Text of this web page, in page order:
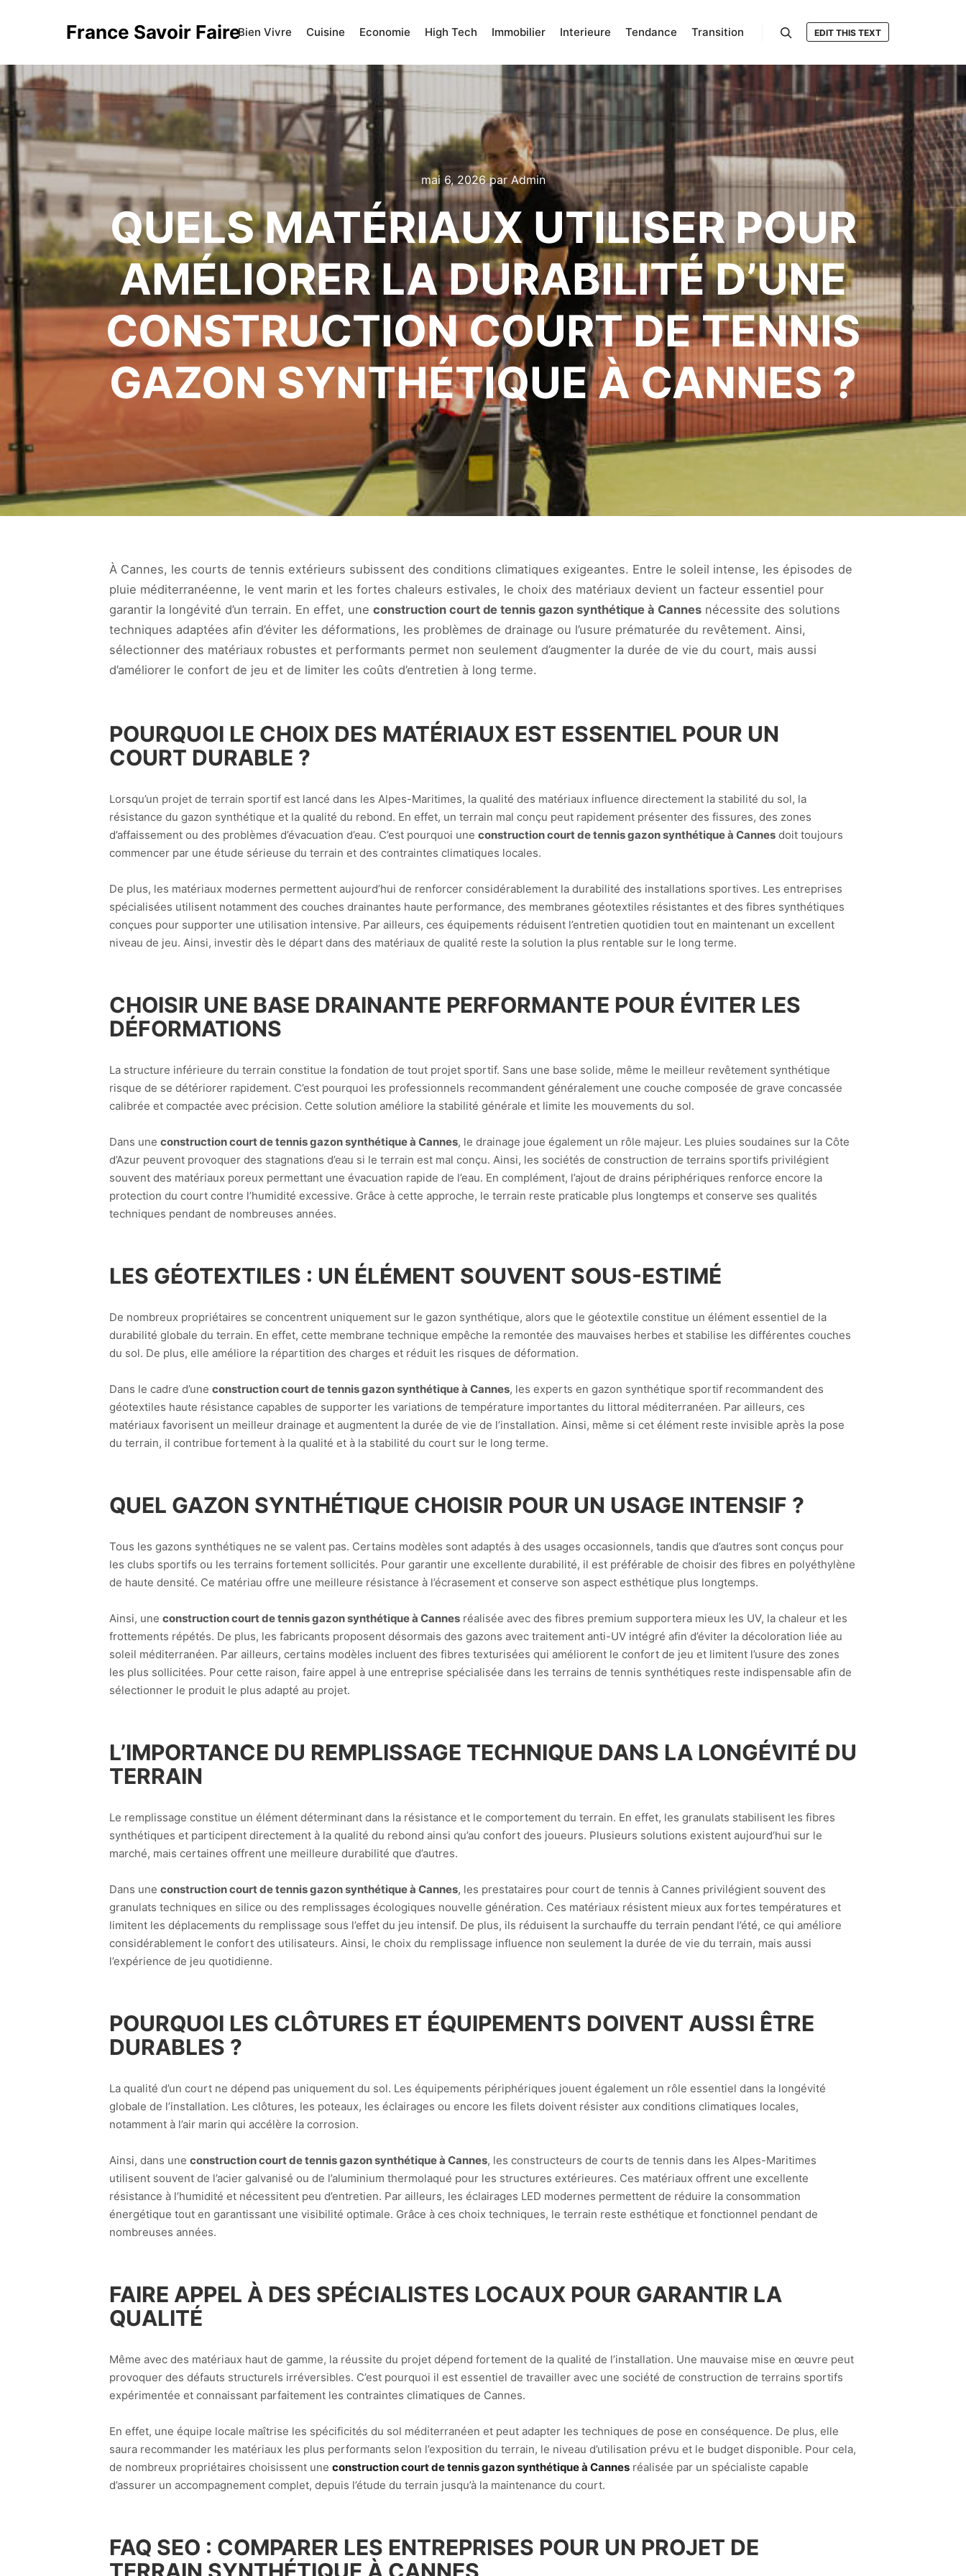
France Savoir FaireBien Vivre Cuisine Economie High Tech Immobilier Interieure Tendance Transition EDIT THIS TEXT
mai 6, 2026par Admin
QUELS MATÉRIAUX UTILISER POUR
AMÉLIORER LA DURABILITÉ D’UNE
CONSTRUCTION COURT DE TENNIS
GAZON SYNTHÉTIQUE À CANNES ?
À Cannes, les courts de tennis extérieurs subissent des conditions climatiques exigeantes. Entre le soleil intense, les épisodes de
pluie méditerranéenne, le vent marin et les fortes chaleurs estivales, le choix des matériaux devient un facteur essentiel pour
garantir la longévité d’un terrain. En effet, une construction court de tennis gazon synthétique à Cannes nécessite des solutions
techniques adaptées afin d’éviter les déformations, les problèmes de drainage ou l’usure prématurée du revêtement. Ainsi,
sélectionner des matériaux robustes et performants permet non seulement d’augmenter la durée de vie du court, mais aussi
d’améliorer le confort de jeu et de limiter les coûts d’entretien à long terme.
POURQUOI LE CHOIX DES MATÉRIAUX EST ESSENTIEL POUR UN
COURT DURABLE ?
Lorsqu’un projet de terrain sportif est lancé dans les Alpes-Maritimes, la qualité des matériaux influence directement la stabilité du sol, la
résistance du gazon synthétique et la qualité du rebond. En effet, un terrain mal conçu peut rapidement présenter des fissures, des zones
d’affaissement ou des problèmes d’évacuation d’eau. C’est pourquoi une construction court de tennis gazon synthétique à Cannes doit toujours
commencer par une étude sérieuse du terrain et des contraintes climatiques locales.
De plus, les matériaux modernes permettent aujourd’hui de renforcer considérablement la durabilité des installations sportives. Les entreprises
spécialisées utilisent notamment des couches drainantes haute performance, des membranes géotextiles résistantes et des fibres synthétiques
conçues pour supporter une utilisation intensive. Par ailleurs, ces équipements réduisent l’entretien quotidien tout en maintenant un excellent
niveau de jeu. Ainsi, investir dès le départ dans des matériaux de qualité reste la solution la plus rentable sur le long terme.
CHOISIR UNE BASE DRAINANTE PERFORMANTE POUR ÉVITER LES
DÉFORMATIONS
La structure inférieure du terrain constitue la fondation de tout projet sportif. Sans une base solide, même le meilleur revêtement synthétique
risque de se détériorer rapidement. C’est pourquoi les professionnels recommandent généralement une couche composée de grave concassée
calibrée et compactée avec précision. Cette solution améliore la stabilité générale et limite les mouvements du sol.
Dans une construction court de tennis gazon synthétique à Cannes, le drainage joue également un rôle majeur. Les pluies soudaines sur la Côte
d’Azur peuvent provoquer des stagnations d’eau si le terrain est mal conçu. Ainsi, les sociétés de construction de terrains sportifs privilégient
souvent des matériaux poreux permettant une évacuation rapide de l’eau. En complément, l’ajout de drains périphériques renforce encore la
protection du court contre l’humidité excessive. Grâce à cette approche, le terrain reste praticable plus longtemps et conserve ses qualités
techniques pendant de nombreuses années.
LES GÉOTEXTILES : UN ÉLÉMENT SOUVENT SOUS-ESTIMÉ
De nombreux propriétaires se concentrent uniquement sur le gazon synthétique, alors que le géotextile constitue un élément essentiel de la
durabilité globale du terrain. En effet, cette membrane technique empêche la remontée des mauvaises herbes et stabilise les différentes couches
du sol. De plus, elle améliore la répartition des charges et réduit les risques de déformation.
Dans le cadre d’une construction court de tennis gazon synthétique à Cannes, les experts en gazon synthétique sportif recommandent des
géotextiles haute résistance capables de supporter les variations de température importantes du littoral méditerranéen. Par ailleurs, ces
matériaux favorisent un meilleur drainage et augmentent la durée de vie de l’installation. Ainsi, même si cet élément reste invisible après la pose
du terrain, il contribue fortement à la qualité et à la stabilité du court sur le long terme.
QUEL GAZON SYNTHÉTIQUE CHOISIR POUR UN USAGE INTENSIF ?
Tous les gazons synthétiques ne se valent pas. Certains modèles sont adaptés à des usages occasionnels, tandis que d’autres sont conçus pour
les clubs sportifs ou les terrains fortement sollicités. Pour garantir une excellente durabilité, il est préférable de choisir des fibres en polyéthylène
de haute densité. Ce matériau offre une meilleure résistance à l’écrasement et conserve son aspect esthétique plus longtemps.
Ainsi, une construction court de tennis gazon synthétique à Cannes réalisée avec des fibres premium supportera mieux les UV, la chaleur et les
frottements répétés. De plus, les fabricants proposent désormais des gazons avec traitement anti-UV intégré afin d’éviter la décoloration liée au
soleil méditerranéen. Par ailleurs, certains modèles incluent des fibres texturisées qui améliorent le confort de jeu et limitent l’usure des zones
les plus sollicitées. Pour cette raison, faire appel à une entreprise spécialisée dans les terrains de tennis synthétiques reste indispensable afin de
sélectionner le produit le plus adapté au projet.
L’IMPORTANCE DU REMPLISSAGE TECHNIQUE DANS LA LONGÉVITÉ DU
TERRAIN
Le remplissage constitue un élément déterminant dans la résistance et le comportement du terrain. En effet, les granulats stabilisent les fibres
synthétiques et participent directement à la qualité du rebond ainsi qu’au confort des joueurs. Plusieurs solutions existent aujourd’hui sur le
marché, mais certaines offrent une meilleure durabilité que d’autres.
Dans une construction court de tennis gazon synthétique à Cannes, les prestataires pour court de tennis à Cannes privilégient souvent des
granulats techniques en silice ou des remplissages écologiques nouvelle génération. Ces matériaux résistent mieux aux fortes températures et
limitent les déplacements du remplissage sous l’effet du jeu intensif. De plus, ils réduisent la surchauffe du terrain pendant l’été, ce qui améliore
considérablement le confort des utilisateurs. Ainsi, le choix du remplissage influence non seulement la durée de vie du terrain, mais aussi
l’expérience de jeu quotidienne.
POURQUOI LES CLÔTURES ET ÉQUIPEMENTS DOIVENT AUSSI ÊTRE
DURABLES ?
La qualité d’un court ne dépend pas uniquement du sol. Les équipements périphériques jouent également un rôle essentiel dans la longévité
globale de l’installation. Les clôtures, les poteaux, les éclairages ou encore les filets doivent résister aux conditions climatiques locales,
notamment à l’air marin qui accélère la corrosion.
Ainsi, dans une construction court de tennis gazon synthétique à Cannes, les constructeurs de courts de tennis dans les Alpes-Maritimes
utilisent souvent de l’acier galvanisé ou de l’aluminium thermolaqué pour les structures extérieures. Ces matériaux offrent une excellente
résistance à l’humidité et nécessitent peu d’entretien. Par ailleurs, les éclairages LED modernes permettent de réduire la consommation
énergétique tout en garantissant une visibilité optimale. Grâce à ces choix techniques, le terrain reste esthétique et fonctionnel pendant de
nombreuses années.
FAIRE APPEL À DES SPÉCIALISTES LOCAUX POUR GARANTIR LA
QUALITÉ
Même avec des matériaux haut de gamme, la réussite du projet dépend fortement de la qualité de l’installation. Une mauvaise mise en œuvre peut
provoquer des défauts structurels irréversibles. C’est pourquoi il est essentiel de travailler avec une société de construction de terrains sportifs
expérimentée et connaissant parfaitement les contraintes climatiques de Cannes.
En effet, une équipe locale maîtrise les spécificités du sol méditerranéen et peut adapter les techniques de pose en conséquence. De plus, elle
saura recommander les matériaux les plus performants selon l’exposition du terrain, le niveau d’utilisation prévu et le budget disponible. Pour cela,
de nombreux propriétaires choisissent une construction court de tennis gazon synthétique à Cannes réalisée par un spécialiste capable
d’assurer un accompagnement complet, depuis l’étude du terrain jusqu’à la maintenance du court.
FAQ SEO : COMPARER LES ENTREPRISES POUR UN PROJET DE